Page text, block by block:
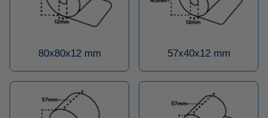
80x80x12 mm 57x40x12 mm